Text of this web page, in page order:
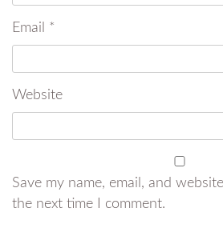
Email *
Website
Save my name, email, and
the next time I comment.